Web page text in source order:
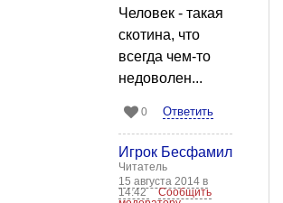
Человек - такая
скотина, что
всегда чем-то
недоволен...
0 Ответить
Игрок Бесфамильный
Читатель
15 августа 2014 в
14:42
Сообщить